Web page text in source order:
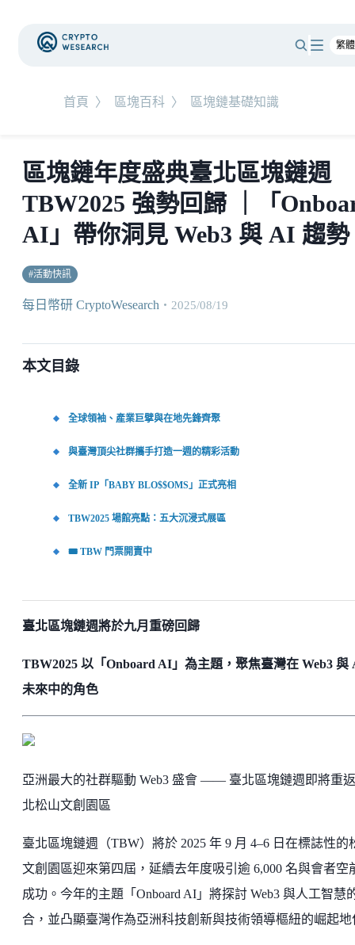
首頁 〉 區塊百科 〉 區塊鏈基礎知識
區塊鏈年度盛典臺北區塊鏈週
TBW2025 強勢回歸 ｜「
AI」帶你洞見 Web3 與 AI 趨勢
#活動快訊
每日幣研 CryptoWesearch ・ 2025/08/19
本文目錄
全球領袖、產業巨擘與在地先鋒齊聚
與臺灣頂尖社群攜手打造一週的精彩活動
全新 IP「BABY BLO$$OMS」正式亮相
TBW2025 場館亮點：五大沉浸式展區
🎟️ TBW 門票開賣中
臺北區塊鏈週將於九月重磅回歸
TBW2025 以「Onboard AI」為主題，聚焦臺灣在 Web3 與
未來中的角色
亞洲最大的社群驅動 Web3 盛會 —— 臺北區塊鏈週即將重
北松山文創園區
臺北區塊鏈週（TBW）將於 2025 年 9 月 4–6 日在標誌性的
文創園區迎來第四屆，延續去年度吸引逾 6,000 名與會者空
成功。今年的主題「Onboard AI」將探討 Web3 與人工智慧
合，並凸顯臺灣作為亞洲科技創新與技術領導樞紐的崛起地